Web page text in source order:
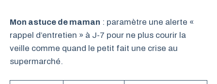
Mon astuce de maman : paramètre une alerte «
rappel d’entretien » à J-7 pour ne plus courir la
veille comme quand le petit fait une crise au
supermarché.